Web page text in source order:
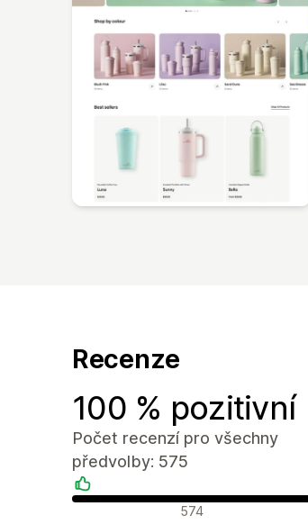
Recenze
100 % pozitivní
Počet recenzí pro všechny
předvolby: 575
Pozitivní recenze574